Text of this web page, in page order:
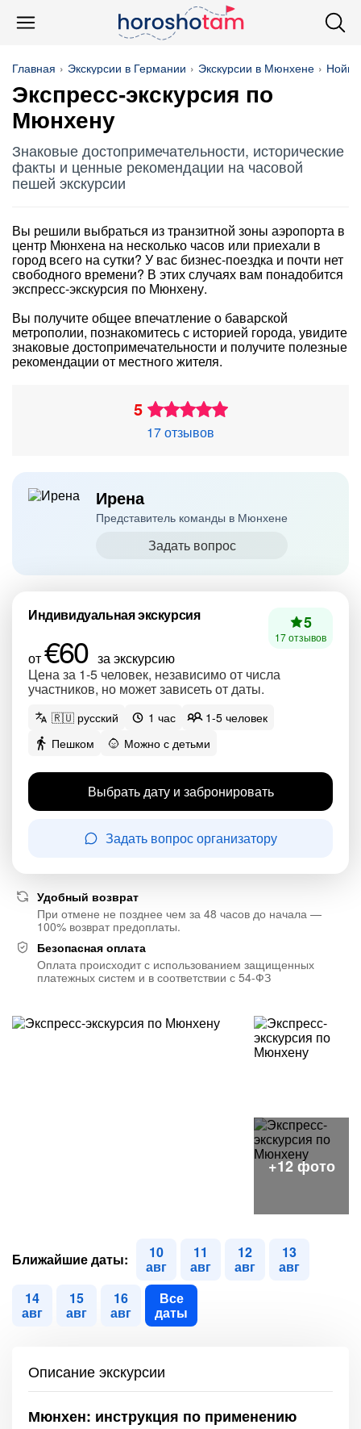
Главная Экскурсии в Германии Экскурсии в Мюнхене
Экспресс-экскурсия по
Мюнхену
Знаковые достопримечательности, исторические
факты и ценные рекомендации на часовой
пешей экскурсии
Вы решили выбраться из транзитной зоны аэропорта в
центр Мюнхена на несколько часов или приехали в
город всего на сутки? У вас бизнес-поездка и почти нет
свободного времени? В этих случаях вам понадобится
экспресс-экскурсия по Мюнхену.
Вы получите общее впечатление о баварской
метрополии, познакомитесь с историей города, увидите
знаковые достопримечательности и получите полезные
рекомендации от местного жителя.
5
17 отзывов
Ирена
Представитель команды в Мюнхене
Задать вопрос
Индивидуальная экскурсия
от€60 за экскурсию
Цена за 1-5 человек, независимо от числа
участников, но может зависеть от даты.
5
17 отзывов
🇷🇺 русский 1 час
1-5 человек
Пешком
Можно с детьми
Выбрать дату и забронировать
Задать вопрос организатору
Удобный возврат
При отмене не позднее чем за 48 часов до начала —
100% возврат предоплаты.
Безопасная оплата
Оплата происходит с использованием защищенных
платежных систем и в соответствии с 54-ФЗ
Ближайшие даты: 10
авг
11
авг
12
авг
13
авг
14
авг
15
авг
16
авг
Все
даты
Описание экскурсии
Мюнхен: инструкция по применению